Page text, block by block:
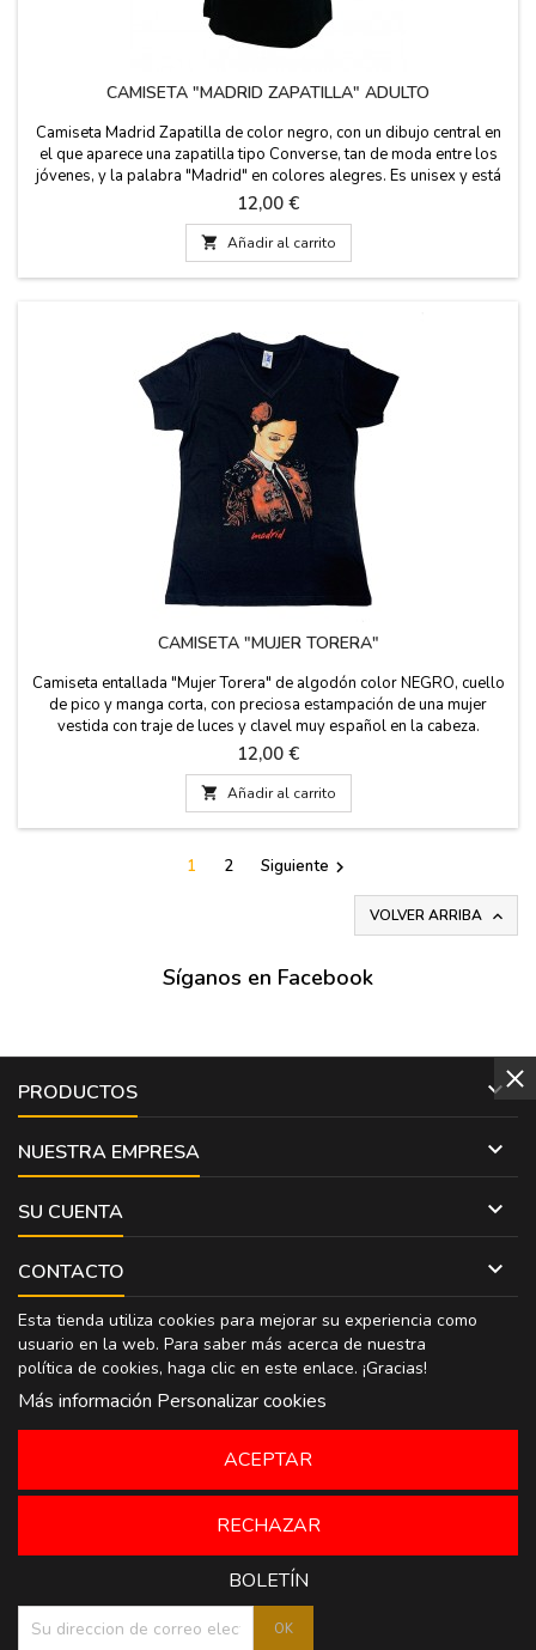
CAMISETA "MADRID ZAPATILLA" ADULTO
Camiseta Madrid Zapatilla de color negro, con un dibujo central en
el que aparece una zapatilla tipo Converse, tan de moda entre los
jóvenes, y la palabra "Madrid" en colores alegres. Es unisex y está
disponible en varias tallas. Elaborada en 100 % algodón; se
recomienda no planchar sobre el dibujo. Lavado en agua fría
Precio
12,00 €
 Añadir al carrito
CAMISETA "MUJER TORERA"
Camiseta entallada "Mujer Torera" de algodón color NEGRO, cuello
de pico y manga corta, con preciosa estampación de una mujer
vestida con traje de luces y clavel muy español en la cabeza.
Medidas: Talla S: Hombro 35 cm. Pecho 40 cm. Alto 57 cm. Talla M:
Hombro 36 cm. Pecho 43 cm. Alto 60 cm. Talla L: Hombro 38 cm.
Pecho 45 cm. Alto 62 cm. Talla XL: Hombro...
Precio
12,00 €
 Añadir al carrito
1 2 Siguiente 
VOLVER ARRIBA 
Síganos en Facebook
PRODUCTOS 
NUESTRA EMPRESA 
SU CUENTA 
CONTACTO 
Esta tienda utiliza cookies para mejorar su experiencia como
usuario en la web. Para saber más acerca de nuestra
política de cookies, haga clic en este enlace. ¡Gracias!
Más información Personalizar cookies
RECHAZAR
ACEPTAR
BOLETÍN